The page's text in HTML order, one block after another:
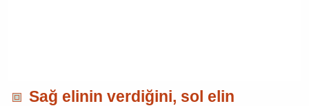
Sağ elinin verdiğini, sol elin